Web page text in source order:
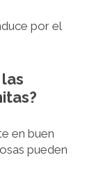
por el
en buen
pueden